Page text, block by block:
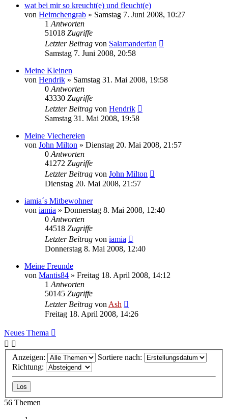
wat bei mir so kreucht(e) und fleucht(e)
von Heimchengrab » Samstag 7. Juni 2008, 10:27
1 Antworten
51018 Zugriffe
Letzter Beitrag von Salamanderfan
Samstag 7. Juni 2008, 20:58
Meine Kleinen
von Hendrik » Samstag 31. Mai 2008, 19:58
0 Antworten
43330 Zugriffe
Letzter Beitrag von Hendrik
Samstag 31. Mai 2008, 19:58
Meine Viechereien
von John Milton » Dienstag 20. Mai 2008, 21:57
0 Antworten
41272 Zugriffe
Letzter Beitrag von John Milton
Dienstag 20. Mai 2008, 21:57
iamia´s Mitbewohner
von iamia » Donnerstag 8. Mai 2008, 12:40
0 Antworten
44518 Zugriffe
Letzter Beitrag von iamia
Donnerstag 8. Mai 2008, 12:40
Meine Freunde
von Mantis84 » Freitag 18. April 2008, 14:12
1 Antworten
50145 Zugriffe
Letzter Beitrag von Ash
Freitag 18. April 2008, 14:26
Neues Thema
Anzeigen:
Sortiere nach:
Richtung:
56 Themen